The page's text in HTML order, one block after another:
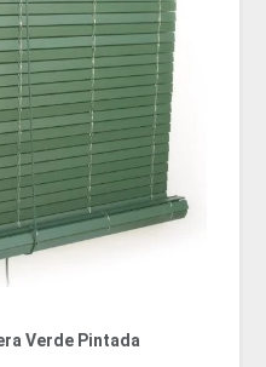
Verde Pintada